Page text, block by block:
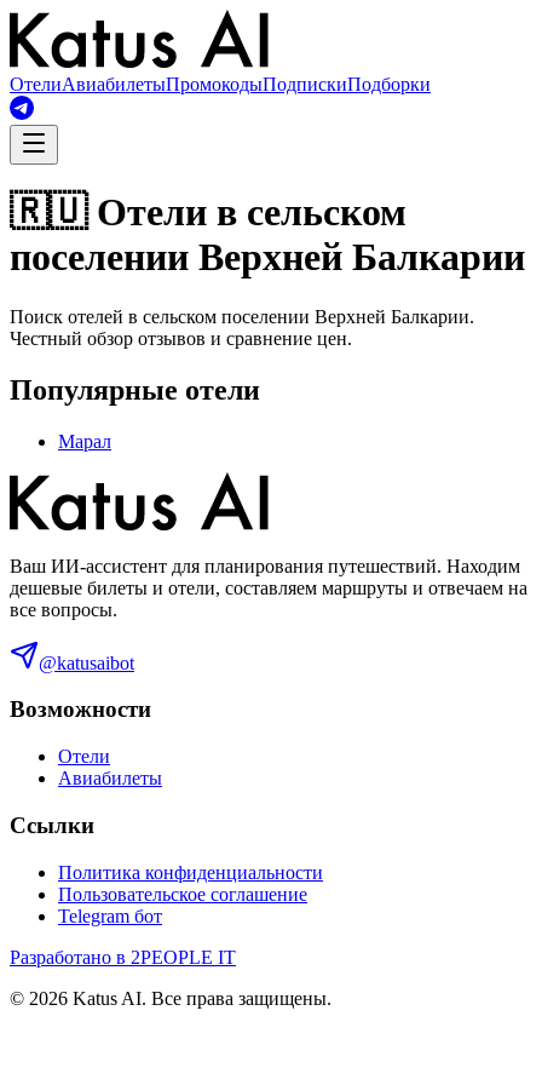
ОтелиАвиабилетыПромокодыПодпискиПодборки
🇷🇺 Отели в сельском
поселении Верхней Балкарии
Поиск отелей в сельском поселении Верхней Балкарии.
Честный обзор отзывов и сравнение цен.
Популярные отели
Марал
Ваш ИИ-ассистент для планирования путешествий. Находим
дешевые билеты и отели, составляем маршруты и отвечаем на
все вопросы.
@katusaibot
Возможности
Отели
Авиабилеты
Ссылки
Политика конфиденциальности
Пользовательское соглашение
Telegram бот
Разработано в 2PEOPLE IT
© 2026 Katus AI. Все права защищены.